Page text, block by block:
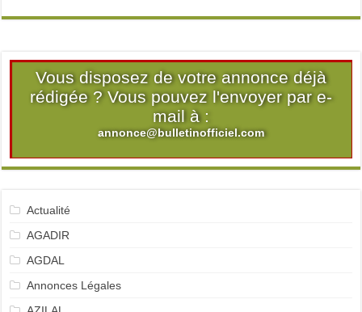
Vous disposez de votre annonce déjà
rédigée ? Vous pouvez l'envoyer par e-
mail à :
annonce@bulletinofficiel.com
Actualité
AGADIR
AGDAL
Annonces Légales